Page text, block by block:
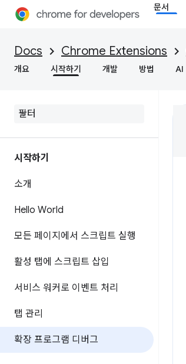
문서
Docs Chrome Extensions
개요 시작하기 개발 방법 AI
시작하기
소개
Hello World
모든 페이지에서 스크립트 실행
활성 탭에 스크립트 삽입
서비스 워커로 이벤트 처리
탭 관리
확장 프로그램 디버그